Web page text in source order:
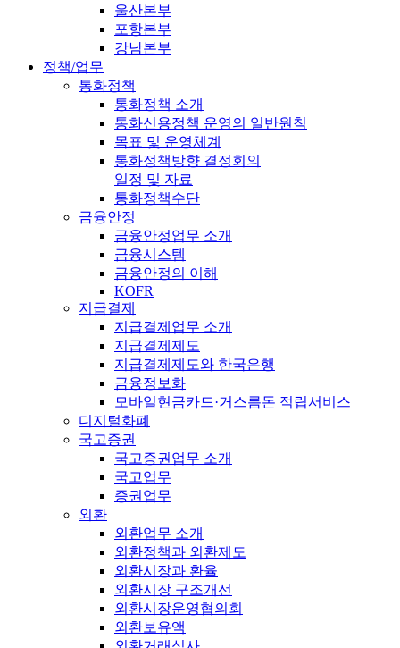
울산본부
포항본부
강남본부
정책/업무
통화정책
통화정책 소개
통화신용정책 운영의 일반원칙
목표 및 운영체계
통화정책방향 결정회의
일정 및 자료
통화정책수단
금융안정
금융안정업무 소개
금융시스템
금융안정의 이해
KOFR
지급결제
지급결제업무 소개
지급결제제도
지급결제제도와 한국은행
금융정보화
모바일현금카드·거스름돈 적립서비스
디지털화폐
국고증권
국고증권업무 소개
국고업무
증권업무
외환
외환업무 소개
외환정책과 외환제도
외환시장과 환율
외환시장 구조개선
외환시장운영협의회
외환보유액